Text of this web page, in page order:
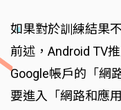
如果對於訓練結果
前述，Android TV
Google帳戶的「網
要進入「網路和應